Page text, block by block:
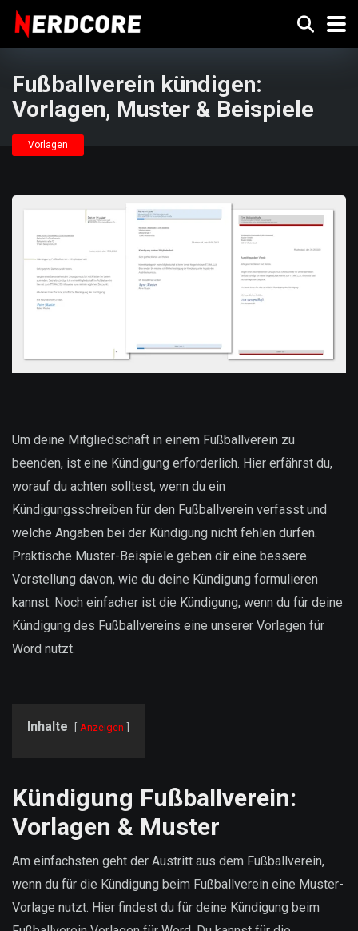
Fußballverein kündigen:
Vorlagen, Muster & Beispiele
Vorlagen
Um deine Mitgliedschaft in einem Fußballverein zu
beenden, ist eine Kündigung erforderlich. Hier erfährst du,
worauf du achten solltest, wenn du ein
Kündigungsschreiben für den Fußballverein verfasst und
welche Angaben bei der Kündigung nicht fehlen dürfen.
Praktische Muster-Beispiele geben dir eine bessere
Vorstellung davon, wie du deine Kündigung formulieren
kannst. Noch einfacher ist die Kündigung, wenn du für deine
Kündigung des Fußballvereins eine unserer Vorlagen für
Word nutzt.
Inhalte Anzeigen
Kündigung Fußballverein:
Vorlagen & Muster
Am einfachsten geht der Austritt aus dem Fußballverein,
wenn du für die Kündigung beim Fußballverein eine Muster-
Vorlage nutzt. Hier findest du für deine Kündigung beim